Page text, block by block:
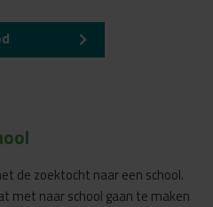
de zoektocht naar een school.
met naar school gaan te maken